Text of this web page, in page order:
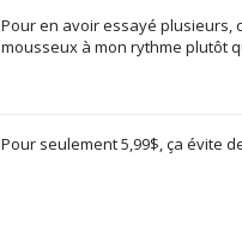
Pour en avoir essayé plusieurs,
mousseux à mon rythme plutôt
Pour seulement 5,99$, ça évite